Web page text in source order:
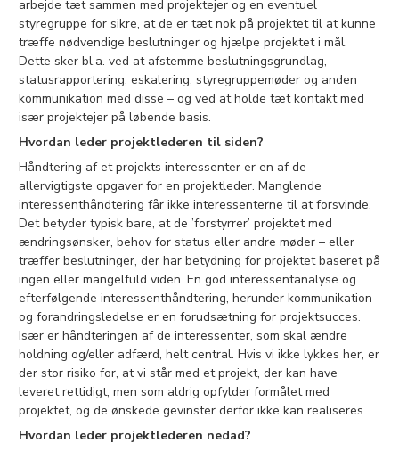
arbejde tæt sammen med projektejer og en eventuel
styregruppe for sikre, at de er tæt nok på projektet til at kunne
træffe nødvendige beslutninger og hjælpe projektet i mål.
Dette sker bl.a. ved at afstemme beslutningsgrundlag,
statusrapportering, eskalering, styregruppemøder og anden
kommunikation med disse – og ved at holde tæt kontakt med
især projektejer på løbende basis.
Hvordan leder projektlederen til siden?
Håndtering af et projekts interessenter er en af de
allervigtigste opgaver for en projektleder. Manglende
interessenthåndtering får ikke interessenterne til at forsvinde.
Det betyder typisk bare, at de ’forstyrrer’ projektet med
ændringsønsker, behov for status eller andre møder – eller
træffer beslutninger, der har betydning for projektet baseret på
ingen eller mangelfuld viden. En god interessentanalyse og
efterfølgende interessenthåndtering, herunder kommunikation
og forandringsledelse er en forudsætning for projektsucces.
Især er håndteringen af de interessenter, som skal ændre
holdning og/eller adfærd, helt central. Hvis vi ikke lykkes her, er
der stor risiko for, at vi står med et projekt, der kan have
leveret rettidigt, men som aldrig opfylder formålet med
projektet, og de ønskede gevinster derfor ikke kan realiseres.
Hvordan leder projektlederen nedad?